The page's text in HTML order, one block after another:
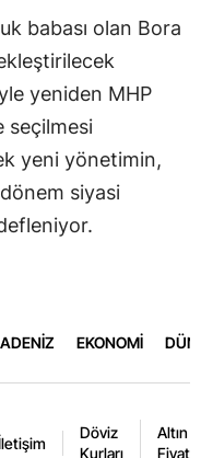
babası olan Bora
yeniden MHP
seçilmesi
yeni yönetimin,
siyasi
EKONOMİ
Döviz
Kurları
Altın